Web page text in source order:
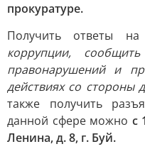
прокуратуре.
Получить ответы
коррупции,
правонарушений и
действиях со стороны
также получить
данной сфере можно с
Ленина, д. 8, г. Буй.